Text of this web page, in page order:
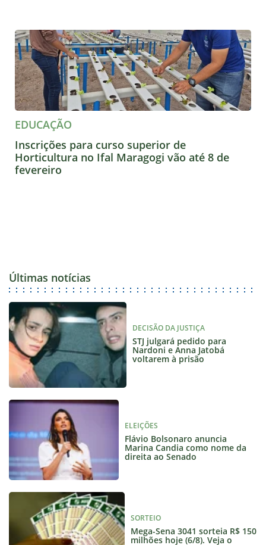
EDUCAÇÃO
Inscrições para curso superior de
Horticultura no Ifal Maragogi vão até 8 de
fevereiro
Últimas notícias
DECISÃO DA JUSTIÇA
STJ julgará pedido para
Nardoni e Anna Jatobá
voltarem à prisão
ELEIÇÕES
Flávio Bolsonaro anuncia
Marina Candia como nome da
direita ao Senado
SORTEIO
Mega-Sena 3041 sorteia R$ 150
milhões hoje (6/8). Veja o